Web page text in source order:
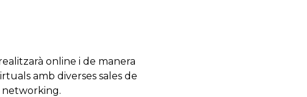
online i de manera
amb diverses sales de
networking.